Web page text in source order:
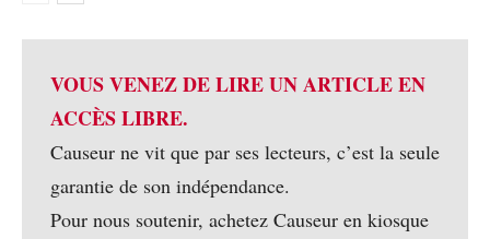
VOUS VENEZ DE LIRE UN ARTICLE EN
ACCÈS LIBRE.
Causeur ne vit que par ses lecteurs, c’est la seule
garantie de son indépendance.
Pour nous soutenir, achetez Causeur en kiosque